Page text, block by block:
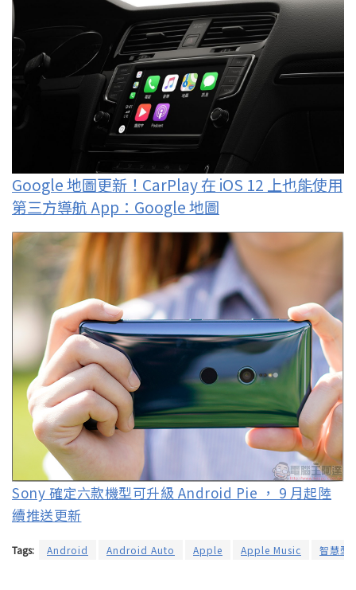
Google 地圖更新！CarPlay 在 iOS 12 上也能使用
第三方導航 App：Google 地圖
Sony 確定六款機型可升級 Android Pie ， 9 月起陸
續推送更新
Tags: Android Android Auto Apple Apple Music 智慧型